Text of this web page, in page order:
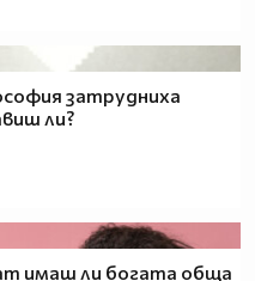
затрудниха
ли?
имаш ли богата обща